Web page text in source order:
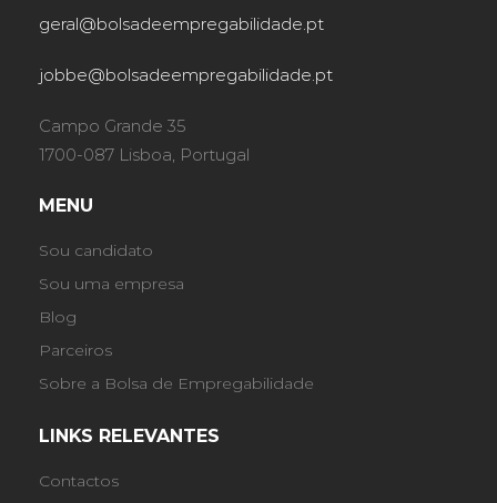
geral@bolsadeempregabilidade.pt
jobbe@bolsadeempregabilidade.pt
Campo Grande 35
1700-087 Lisboa, Portugal
MENU
Sou candidato
Sou uma empresa
Blog
Parceiros
Sobre a Bolsa de Empregabilidade
LINKS RELEVANTES
Contactos